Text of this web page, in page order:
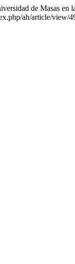
de Masas en
ah/article/view/